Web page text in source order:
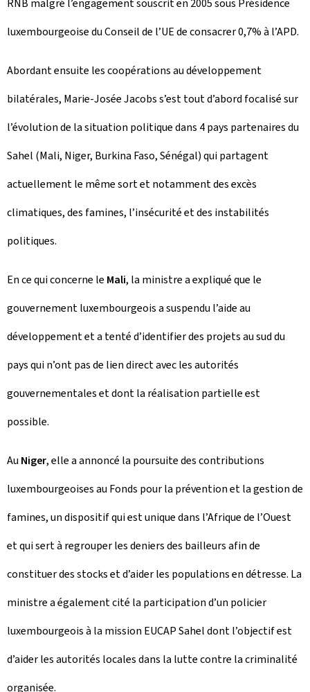
RNB malgré l’engagement souscrit en 2005 sous Présidence
luxembourgeoise du Conseil de l’UE de consacrer 0,7% à l’APD.
Abordant ensuite les coopérations au développement
bilatérales, Marie-Josée Jacobs s’est tout d’abord focalisé sur
l’évolution de la situation politique dans 4 pays partenaires du
Sahel (Mali, Niger, Burkina Faso, Sénégal) qui partagent
actuellement le même sort et notamment des excès
climatiques, des famines, l’insécurité et des instabilités
politiques.
En ce qui concerne le Mali, la ministre a expliqué que le
gouvernement luxembourgeois a suspendu l’aide au
développement et a tenté d’identifier des projets au sud du
pays qui n’ont pas de lien direct avec les autorités
gouvernementales et dont la réalisation partielle est
possible.
Au Niger, elle a annoncé la poursuite des contributions
luxembourgeoises au Fonds pour la prévention et la gestion de
famines, un dispositif qui est unique dans l’Afrique de l’Ouest
et qui sert à regrouper les deniers des bailleurs afin de
constituer des stocks et d’aider les populations en détresse. La
ministre a également cité la participation d’un policier
luxembourgeois à la mission EUCAP Sahel dont l’objectif est
d’aider les autorités locales dans la lutte contre la criminalité
organisée.